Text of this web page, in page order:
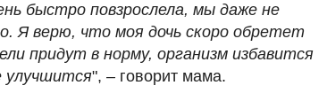
быстро повзрослела, мы даже не
Я верю, что моя дочь скоро обретет
придут в норму, организм избавится
улучшится", – говорит мама.